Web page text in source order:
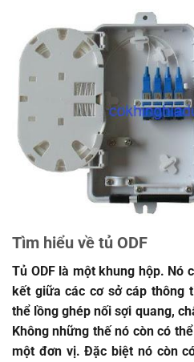
Tìm hiểu về tủ ODF
Tủ ODF là một khung hộp. Nó
kết giữa các cơ sở cáp thông
thể lồng ghép nối sợi quang,
Không những thế nó còn có
một đơn vị. Đặc biệt nó còn